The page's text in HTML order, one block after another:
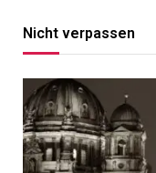
Nicht verpassen